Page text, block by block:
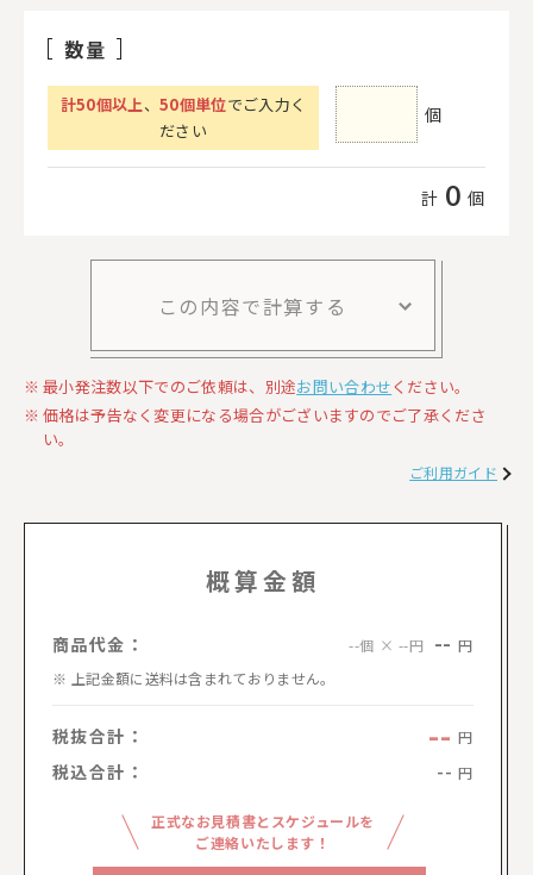
数量
計50個以上、50個単位でご入力く
ださい
個
計 0 個
この内容で計算する
最小発注数以下でのご依頼は、別途お問い合わせください。
価格は予告なく変更になる場合がございますのでご了承くださ
い。
ご利用ガイド
概算金額
商品代金： --個 × --円 -- 円
上記金額に送料は含まれておりません。
税抜合計： -- 円
税込合計： -- 円
正式なお見積書とスケジュールを
ご連絡いたします！